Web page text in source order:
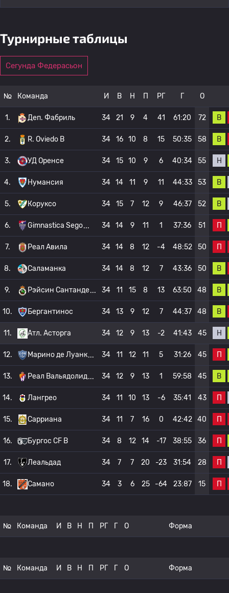
Турнирные таблицы
Сегунда Федерасьон
№ Команда И В Н П РГ Г О
1. Деп. Фабриль 34 21 9 4 41 61:20 72 В
2. R. Oviedo B 34 16 10 8 15 50:35 58 В
3. УД Оренсе 34 15 10 9 6 40:34 55 Н
4. Нумансия 34 14 11 9 11 44:33 53 В
5. Коруксо 34 15 7 12 9 46:37 52 В
6. Gimnastica Sego 34 14 9 11 1 37:36 51 П
7. Реал Авила 34 14 8 12 -4 48:52 50 П
8. Саламанка 34 14 8 12 7 43:36 50 В
9. Рэйсин Сантанде 34 11 15 8 13 63:50 48 В
10. Бергантинос 34 13 9 12 7 44:37 48 В
11. Атл. Асторга 34 12 9 13 -2 41:43 45 Н
12. Марино де Луанк 34 11 12 11 5 31:26 45 П
13. Реал Вальядолид 34 12 9 13 1 59:58 45 В
14. Лангрео 34 11 10 13 -6 35:41 43 П
15. Сарриана 34 11 7 16 0 42:42 40 П
16. Бургос CF B 34 8 12 14 -17 38:55 36 П
17. Леальдад 34 7 7 20 -23 31:54 28 П
18. Самано 34 3 6 25 -64 23:87 15 П
№ Команда И В Н П РГ Г О Форма
№ Команда И В Н П РГ Г О Форма